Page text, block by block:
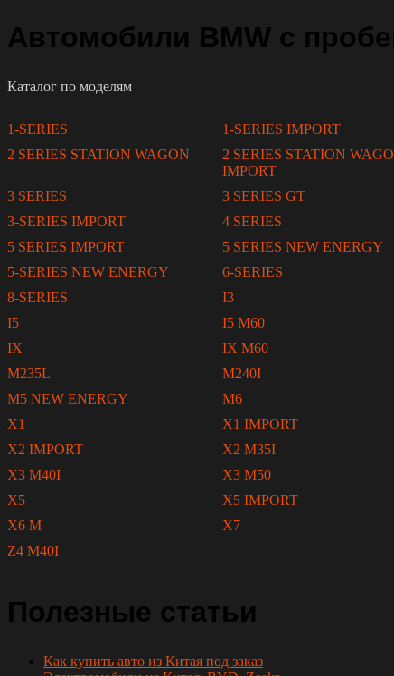
Автомобили BMW с
Каталог по моделям
1-SERIES 1-SERIES IMPORT
2 SERIES STATION WAGON
2 SERIES STATION
IMPORT
3 SERIES
3 SERIES GT
3-SERIES IMPORT
4 SERIES
5 SERIES IMPORT
5 SERIES NEW ENERGY
5-SERIES NEW ENERGY
6-SERIES
8-SERIES
I3
I5
I5 M60
IX
IX M60
M235L
M240I
M5 NEW ENERGY
M6
X1
X1 IMPORT
X2 IMPORT
X2 M35I
X3 M40I
X3 M50
X5
X5 IMPORT
X6 M
X7
Z4 M40I
Полезные статьи
Как купить авто из Китая под заказ